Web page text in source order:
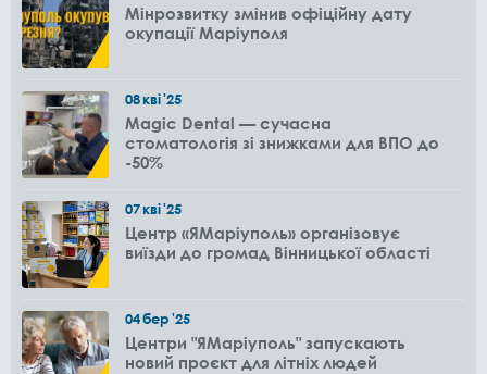
Мінрозвитку змінив офіційну дату
окупації Маріуполя
08кві'25
Magic Dental — сучасна
стоматологія зі знижками для ВПО до
-50%
07кві'25
Центр «ЯМаріуполь» організовує
виїзди до громад Вінницької області
04бер'25
Центри "ЯМаріуполь" запускають
новий проєкт для літніх людей